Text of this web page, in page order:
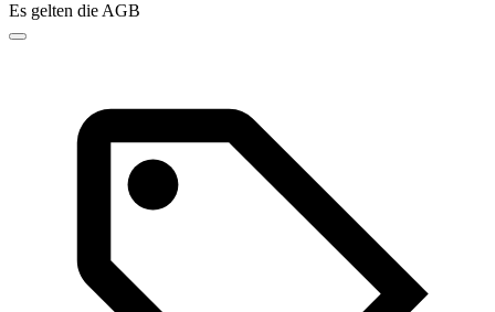
Es gelten die AGB